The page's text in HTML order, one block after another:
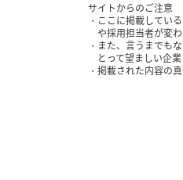
サイトからのご注意
ここに掲載してい
や採用担当者が変
また、言うまでも
とって望ましい企
掲載された内容の